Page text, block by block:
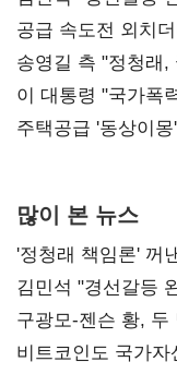
사과부터"
공급 속도전 외치
리모델링' 제안
송영길 측 "정청래
총선 지휘 못해"
이 대통령 "국가폭
진실 밝혀야"
주택공급 '동상이
많이 본 뉴스
'정청래 책임론' 꺼
때리기
김민석 "경선갈등
사과부터"
구광모-젠슨 황,
비트코인도 국가